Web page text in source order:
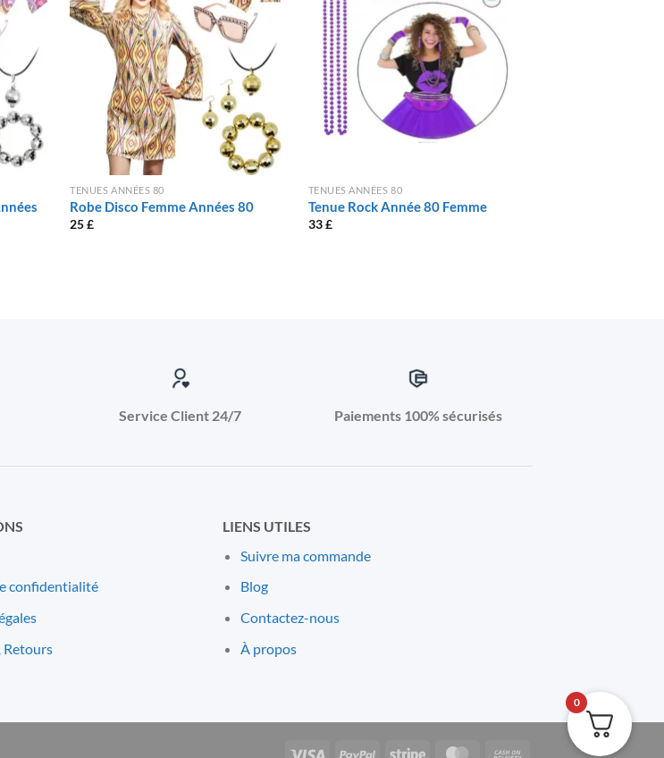
TENUES ANNÉES 80
Robe Disco Femme Années 80
25£
TENUES ANNÉES 80
Tenue Rock Année 80 Femme
33£
Service Client 24/7 Paiements 100% sécurisés
confidentialité
gales
Retours
LIENS UTILES
Suivre ma commande
Blog
Contactez-nous
À propos
0